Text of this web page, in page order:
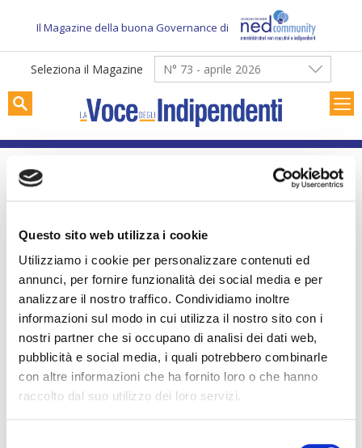
Questo sito web utilizza i cookie
Utilizziamo i cookie per personalizzare contenuti ed
annunci, per fornire funzionalità dei social media e per
analizzare il nostro traffico. Condividiamo inoltre
informazioni sul modo in cui utilizza il nostro sito con i
nostri partner che si occupano di analisi dei dati web,
pubblicità e social media, i quali potrebbero combinarle
con altre informazioni che ha fornito loro o che hanno
raccolto dal suo utilizzo dei loro servizi.
content
Il Magazine della buona Governance di
Seleziona il Magazine N° 73 - aprile 2026
Mario Molteni
14/10/2014